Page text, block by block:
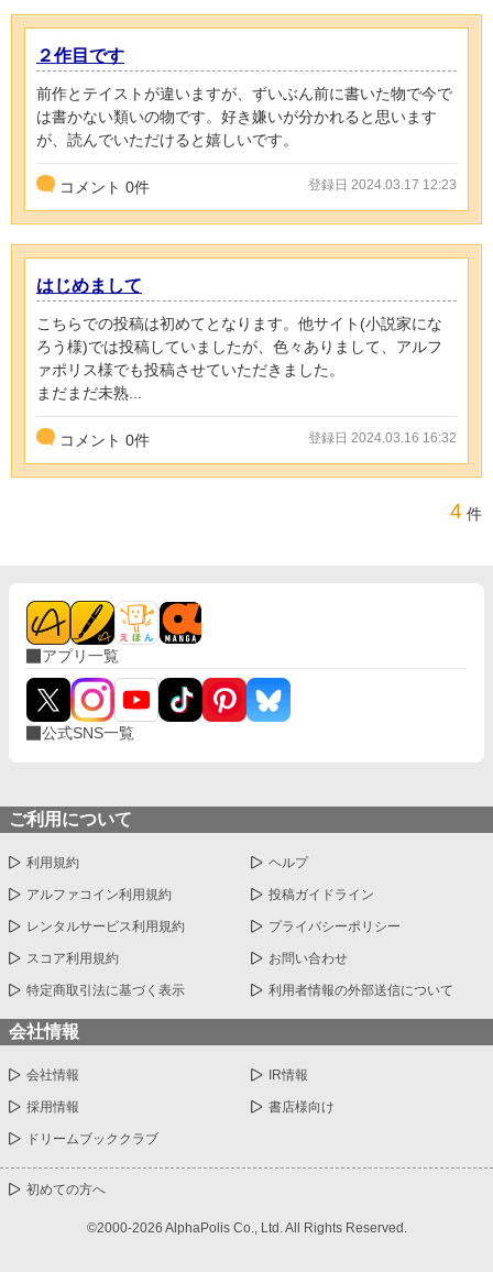
２作目です
前作とテイストが違いますが、ずいぶん前に書いた物で今で
は書かない類いの物です。好き嫌いが分かれると思います
が、読んでいただけると嬉しいです。
コメント 0件 登録日 2024.03.17 12:23
はじめまして
こちらでの投稿は初めてとなります。他サイト(小説家にな
ろう様)では投稿していましたが、色々ありまして、アルフ
ァポリス様でも投稿させていただきました。
まだまだ未熟...
コメント 0件 登録日 2024.03.16 16:32
4 件
アプリ一覧
公式SNS一覧
ご利用について
利用規約 ヘルプ
アルファコイン利用規約 投稿ガイドライン
レンタルサービス利用規約 プライバシーポリシー
スコア利用規約 お問い合わせ
特定商取引法に基づく表示 利用者情報の外部送信について
会社情報
会社情報 IR情報
採用情報 書店様向け
ドリームブッククラブ
初めての方へ
©2000-2026 AlphaPolis Co., Ltd. All Rights Reserved.